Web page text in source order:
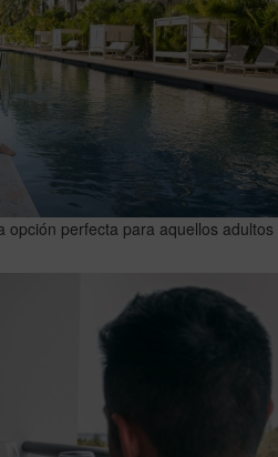
opción perfecta para aquellos adultos